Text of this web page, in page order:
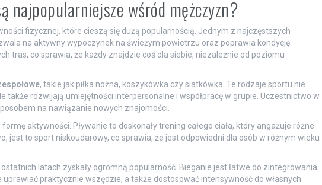
najpopularniejsze wśród mężczyzn?
fizycznej, które cieszą się dużą popularnością. Jednym z najczęstszych
na aktywny wypoczynek na świeżym powietrzu oraz poprawia kondycję.
tras, co sprawia, że każdy znajdzie coś dla siebie, niezależnie od poziomu
, takie jak piłka nożna, koszykówka czy siatkówka. Te rodzaje sportu nie
także rozwijają umiejętności interpersonalne i współpracę w grupie. Uczestnictwo w
na nawiązanie nowych znajomości.
aktywności. Pływanie to doskonały trening całego ciała, który angażuje różne
jest to sport niskoudarowy, co sprawia, że jest odpowiedni dla osób w różnym wieku
ostatnich latach zyskały ogromną popularność. Bieganie jest łatwe do zintegrowania
praktycznie wszędzie, a także dostosować intensywność do własnych